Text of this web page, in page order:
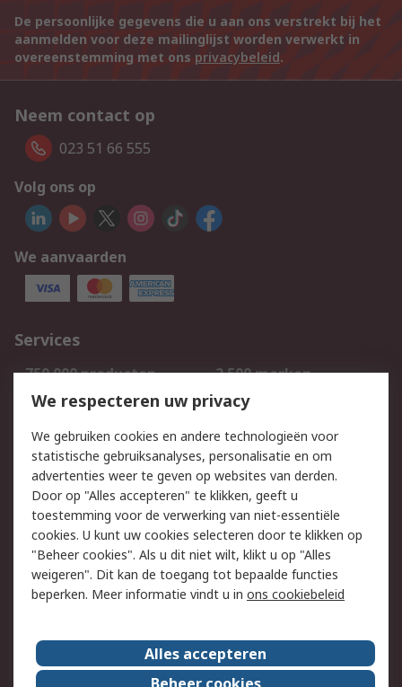
De persoonlijke gegevens die u aan ons verstrekt bij het
aanmelden voor deze mailinglijst worden verwerkt in
overeenstemming met ons privacybeleid.
Neem contact op
023 51 66 555
Volg ons op
We aanvaarden
Services
750.000 producten
2.500 merken
Bestellen
Inkoopoplossingen
Track & Trace
Wettelijk
Cookiebeleid
Email veiligheid
Privacybeleid
Websitevoorwaarden
Algemene
verkoopvoorwaarden
Over RS
RS Group Over ons
We respecteren uw privacy
We gebruiken cookies en andere technologieën voor
statistische gebruiksanalyses, personalisatie en om
advertenties weer te geven op websites van derden.
Door op "Alles accepteren" te klikken, geeft u
toestemming voor de verwerking van niet-essentiële
cookies. U kunt uw cookies selecteren door te klikken op
"Beheer cookies". Als u dit niet wilt, klikt u op "Alles
weigeren". Dit kan de toegang tot bepaalde functies
beperken. Meer informatie vindt u in ons cookiebeleid
Alles accepteren